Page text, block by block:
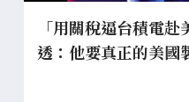
「用關稅逼台積電
透：他要真正的美國